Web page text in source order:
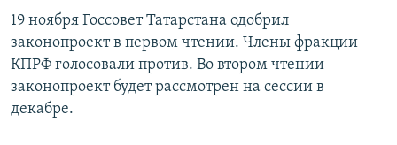
19 ноября Госсовет Татарстана одобрил
законопроект в первом чтении. Члены фракции
КПРФ голосовали против. Во втором чтении
законопроект будет рассмотрен на сессии в
декабре.